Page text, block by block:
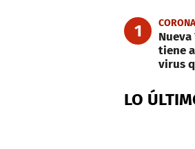
1
Nueva
tiene
virus
LO